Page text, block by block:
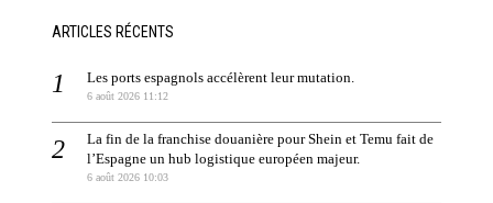
ARTICLES RÉCENTS
Les ports espagnols accélèrent leur mutation.
6 août 2026 11:12
La fin de la franchise douanière pour Shein et Temu fait de
l’Espagne un hub logistique européen majeur.
6 août 2026 10:03